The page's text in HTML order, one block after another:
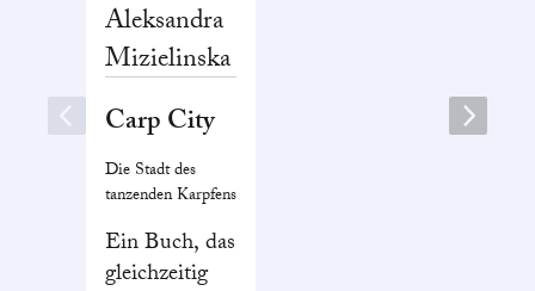
Aleksandra
Mizielinska
Carp City
Die Stadt des
tanzenden Karpfens
Ein Buch, das
gleichzeitig